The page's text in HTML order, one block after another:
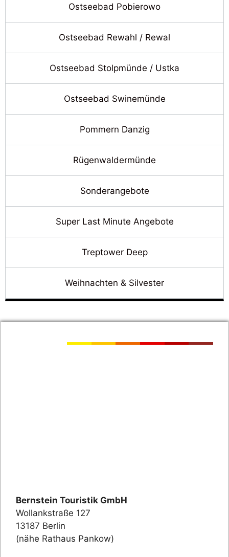
Ostseebad Pobierowo
Ostseebad Rewahl / Rewal
Ostseebad Stolpmünde / Ustka
Ostseebad Swinemünde
Pommern Danzig
Rügenwaldermünde
Sonderangebote
Super Last Minute Angebote
Treptower Deep
Weihnachten & Silvester
Bernstein Touristik GmbH
Wollankstraße 127
13187 Berlin
(nähe Rathaus Pankow)